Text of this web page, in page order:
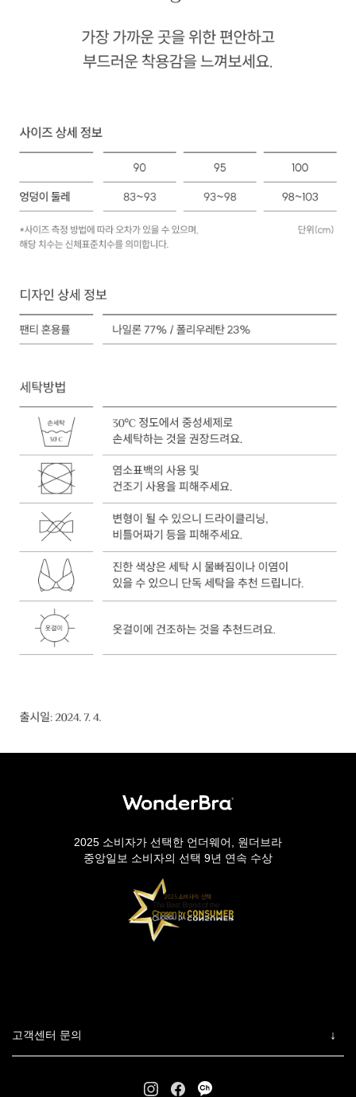
2025 소비자가 선택한 언더웨어, 원더브라
중앙일보 소비자의 선택 9년 연속 수상
고객센터 문의